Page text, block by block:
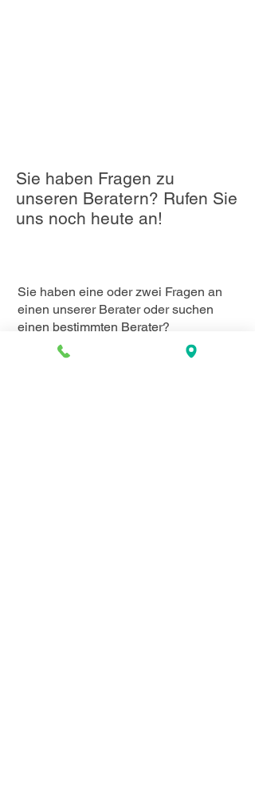
Sie haben Fragen zu
unseren Beratern? Rufen Sie
uns noch heute an!
Sie haben eine oder zwei Fragen an
einen unserer Berater oder suchen
einen bestimmten Berater?
Dann kontaktieren Sie
+45 52 300 850